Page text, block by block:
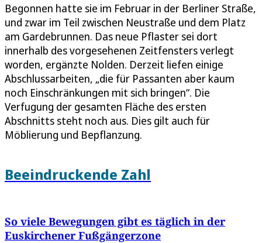
Begonnen hatte sie im Februar in der Berliner Straße,
und zwar im Teil zwischen Neustraße und dem Platz
am Gardebrunnen. Das neue Pflaster sei dort
innerhalb des vorgesehenen Zeitfensters verlegt
worden, ergänzte Nolden. Derzeit liefen einige
Abschlussarbeiten, „die für Passanten aber kaum
noch Einschränkungen mit sich bringen“. Die
Verfugung der gesamten Fläche des ersten
Abschnitts steht noch aus. Dies gilt auch für
Möblierung und Bepflanzung.
Beeindruckende Zahl
So viele Bewegungen gibt es täglich in der
Euskirchener Fußgängerzone